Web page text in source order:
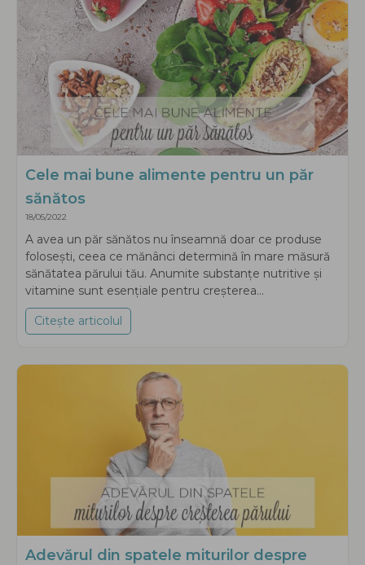
Cele mai bune alimente pentru un păr
sănătos
18/05/2022
A avea un păr sănătos nu înseamnă doar ce produse
folosești, ceea ce mănânci determină în mare măsură
sănătatea părului tău. Anumite substanțe nutritive și
vitamine sunt esențiale pentru creșterea...
Citește articolul
Adevărul din spatele miturilor despre